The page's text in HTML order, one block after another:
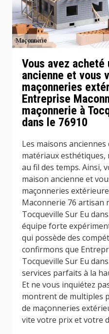
Vous avez acheté
ancienne et vous
maçonneries
Entreprise
maçonnerie à
dans le 76910
Les maisons
matériaux esthétiques,
au fil des temps. Ainsi,
maison ancienne et
maçonneries
Maconnerie 76 artisan
Tocqueville Sur Eu
équipe forte
qui possède des
confirmons que
Tocqueville Sur Eu
services parfaits à la
Et ne vous inquiétez
montrent de multiples
de maçonneries
vite votre prix et votre